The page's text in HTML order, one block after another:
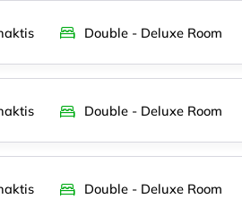
Double - Deluxe Room
Double - Deluxe Room
Double - Deluxe Room